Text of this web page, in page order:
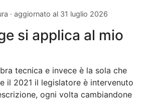
· aggiornato al 31 luglio 2026
si applica al mio
tecnica e invece è la sola che
il 2021 il legislatore è intervenuto
ogni volta cambiandone